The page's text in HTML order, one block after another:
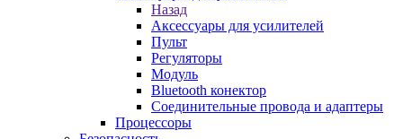
Назад
Аксессуары для усилителей
Пульт
Регуляторы
Модуль
Bluetooth конектор
Соединительные провода и адаптеры
Процессоры